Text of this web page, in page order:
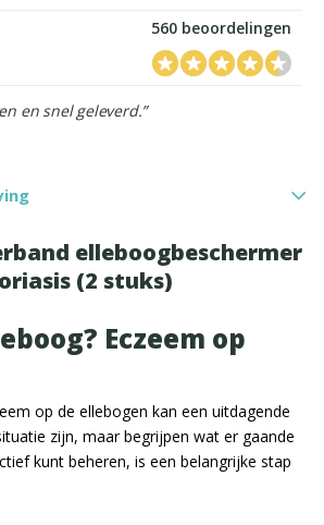
560 beoordelingen
en snel geleverd.”
elleboogbeschermer
(2 stuks)
Eczeem op
op de ellebogen kan een uitdagende
zijn, maar begrijpen wat er gaande
kunt beheren, is een belangrijke stap